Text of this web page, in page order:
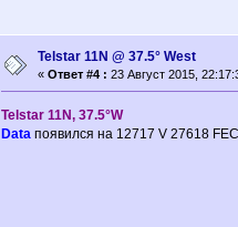
Telstar 11N @ 37.5° West
« Ответ #4 : 23 Август 2015,
Telstar 11N, 37.5°W
Data появился на 12717 V 27618